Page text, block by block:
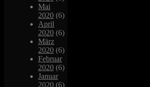
Mai
2020 (6)
April
2020 (6)
März
2020 (6)
Februar
2020 (6)
Januar
2020 (6)